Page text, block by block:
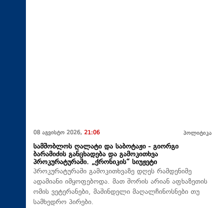
08 აგვისტო 2026, 21:06 პოლიტიკა
სამშობლოს ღალატი და საბოტაჟი - გიორგი
ბარამიძის განცხადება და გამოკითხვა
პროკურატურაში. „ქრონიკის“ სიუჟეტი
პროკურატურაში გამოკითხვაზე დღეს რამდენიმე
ადამიანი იმყოფებოდა. მათ შორის არიან აფხაზეთის
ომის ვეტერანები, მაშინდელი მაღალჩინოსნები თუ
სამხედრო პირები.